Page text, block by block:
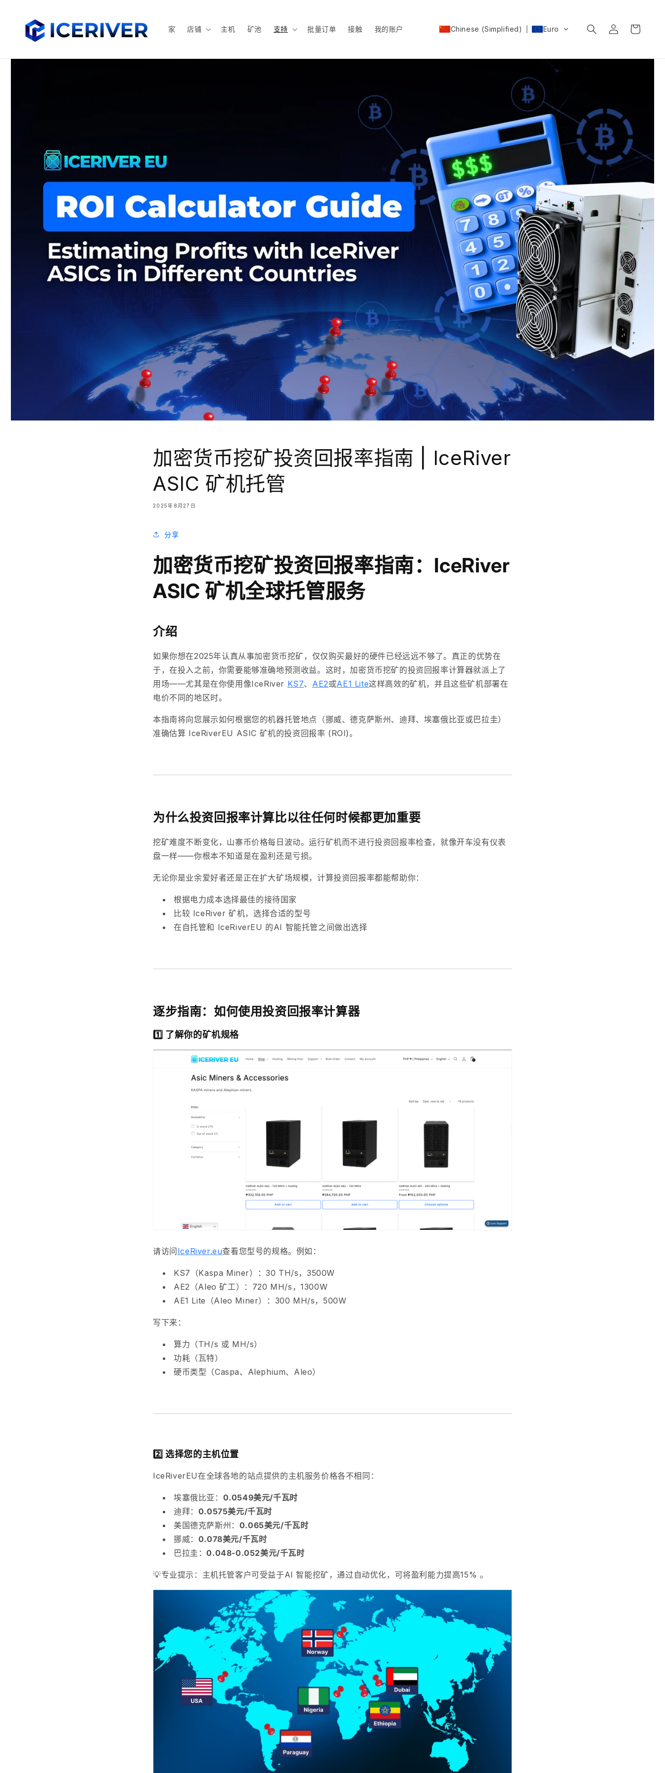
家 店铺 主机 矿池 支持 批量订单 接触 我的账户 Chinese (Simplified) Euro
登
录
物
加密货币挖矿投资回报率指南 | IceRiver
ASIC 矿机托管
2025年8月27日
分享
加密货币挖矿投资回报率指南：IceRiver
ASIC 矿机全球托管服务
介绍
如果你想在2025年认真从事加密货币挖矿，仅仅购买最好的硬件已经远远不够了。真正的优势在
于，在投入之前， 你需要能够准确地预测收益。这时，加密货币挖矿的投资回报率计算器就派上了
用场——尤其是在你使用像IceRiver KS7、 AE2或AE1 Lite这样高效的矿机，并且这些矿机部署在
电价不同的地区时。
本指南将向您展示如何根据您的机器托管地点（挪威、德克萨斯州、迪拜、埃塞俄比亚或巴拉圭）
准确估算 IceRiverEU ASIC 矿机的投资回报率 (ROI)。
为什么投资回报率计算比以往任何时候都更加重要
挖矿难度不断变化，山寨币价格每日波动。运行矿机而不进行投资回报率检查，就像开车没有仪表
盘一样——你根本不知道是在盈利还是亏损。
无论你是业余爱好者还是正在扩大矿场规模，计算投资回报率都能帮助你：
根据电力成本选择最佳的接待国家
比较 IceRiver 矿机，选择合适的型号
在自托管和 IceRiverEU 的AI 智能托管之间做出选择
逐步指南：如何使用投资回报率计算器
1️⃣ 了解你的矿机规格
请访问 IceRiver.eu查看您型号的规格。例如：
KS7（Kaspa Miner）：30 TH/s，3500W
AE2（Aleo 矿工）： 720 MH/s，1300W
AE1 Lite（Aleo Miner）： 300 MH/s，500W
写下来：
算力（TH/s 或 MH/s）
功耗（瓦特）
硬币类型（Caspa、Alephium、Aleo）
2️⃣ 选择您的主机位置
IceRiverEU在全球各地的站点提供的主机服务价格各不相同：
埃塞俄比亚： 0.0549美元/千瓦时
迪拜： 0.0575美元/千瓦时
美国德克萨斯州： 0.065美元/千瓦时
挪威： 0.078美元/千瓦时
巴拉圭：0.048-0.052美元/千瓦时
💡专业提示： 主机托管客户可受益于AI 智能挖矿，通过自动优化， 可将盈利能力提高15% 。